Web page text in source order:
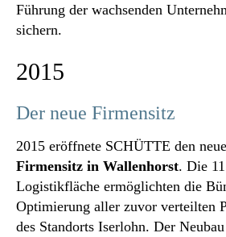
Führung der wachsenden
sichern.
2015
Der neue Firmensitz
2015 eröffnete SCHÜTTE den
Firmensitz in Wallenhorst. Die
Logistikfläche ermöglichten die
Optimierung aller zuvor verteilten
des Standorts Iserlohn. Der